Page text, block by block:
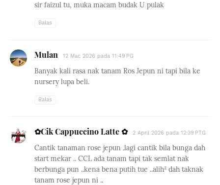
sir faizul tu, muka macam budak U pulak
Balas
Mulan 12 Mac 2026 pada 11:49 PG
Banyak kali rasa nak tanam Ros Jepun ni tapi bila ke
nursery lupa beli.
Balas
✿Cik Cappuccino Latte ✿ 2 April 2026 pada 12:39 PTG
Cantik tanaman rose jepun .lagi cantik bila bunga dah
start mekar .. CCL ada tanam tapi tak semlat nak
berbunga pun ..kena bena putih tue ..alih² dah taknak
tanam rose jepun ni ..